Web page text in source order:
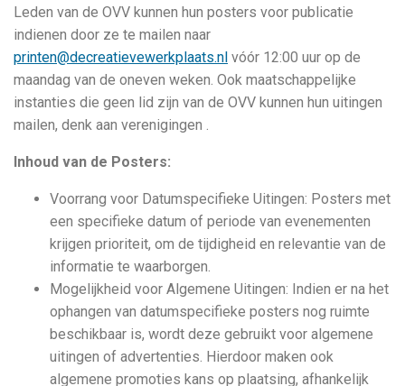
Leden van de OVV kunnen hun posters voor publicatie
indienen door ze te mailen naar
printen@decreatievewerkplaats.nl vóór 12:00 uur op de
maandag van de oneven weken. Ook maatschappelijke
instanties die geen lid zijn van de OVV kunnen hun uitingen
mailen, denk aan verenigingen .
Inhoud van de Posters:
Voorrang voor Datumspecifieke Uitingen: Posters met
een specifieke datum of periode van evenementen
krijgen prioriteit, om de tijdigheid en relevantie van de
informatie te waarborgen.
Mogelijkheid voor Algemene Uitingen: Indien er na het
ophangen van datumspecifieke posters nog ruimte
beschikbaar is, wordt deze gebruikt voor algemene
uitingen of advertenties. Hierdoor maken ook
algemene promoties kans op plaatsing, afhankelijk